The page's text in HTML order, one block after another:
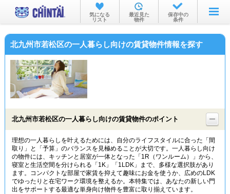
お部屋を探す
沿線・駅から
物件特集から
TOP
気になる
リスト
最近見た
物件
保存中の
条件
北九州市若松区の一人暮らし向けの賃貸物件情報を探す
北九州市若松区の一人暮らし向けの賃貸物件のポイント
理想の一人暮らしを叶えるためには、自分のライフスタイルに合った「間
取り」と「予算」のバランスを見極めることが大切です。一人暮らし向け
の物件には、キッチンと居室が一体となった「1R（ワンルーム）」から、
寝室と生活空間を分けられる「1K」「1LDK」まで、多様な選択肢があり
ます。コンパクトな部屋で家賃を抑えて趣味にお金を使うか、広めのLDK
でゆったりと在宅ワーク環境を整えるか。本特集では、あなたの新しい門
出をサポートする最適な単身向け物件を豊富に取り揃えています。